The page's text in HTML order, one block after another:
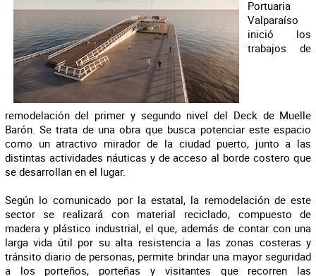
Portuaria
Valparaíso
inició los
trabajos de
remodelación del primer y segundo nivel del Deck de Muelle
Barón. Se trata de una obra que busca potenciar este espacio
como un atractivo mirador de la ciudad puerto, junto a las
distintas actividades náuticas y de acceso al borde costero que
se desarrollan en el lugar.
Según lo comunicado por la estatal, la remodelación de este
sector se realizará con material reciclado, compuesto de
madera y plástico industrial, el que, además de contar con una
larga vida útil por su alta resistencia a las zonas costeras y
tránsito diario de personas, permite brindar una mayor seguridad
a los porteños, porteñas y visitantes que recorren las